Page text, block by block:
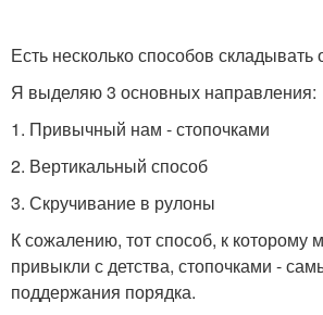
Есть несколько способов складывать
Я выделяю 3 основных направления:
1. Привычный нам - стопочками
2. Вертикальный способ
3. Скручивание в рулоны
К сожалению, тот способ, к которому
привыкли с детства, стопочками -
поддержания порядка.